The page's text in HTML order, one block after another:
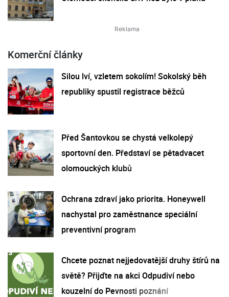
Komerční články
Silou lví, vzletem sokolím! Sokolský běh
republiky spustil registrace běžců
Před Šantovkou se chystá velkolepý
sportovní den. Představí se pětadvacet
olomouckých klubů
Ochrana zdraví jako priorita. Honeywell
nachystal pro zaměstnance speciální
preventivní program
Chcete poznat nejjedovatější druhy štírů na
světě? Přijďte na akci Odpudiví nebo
kouzelní do Pevnosti poznání